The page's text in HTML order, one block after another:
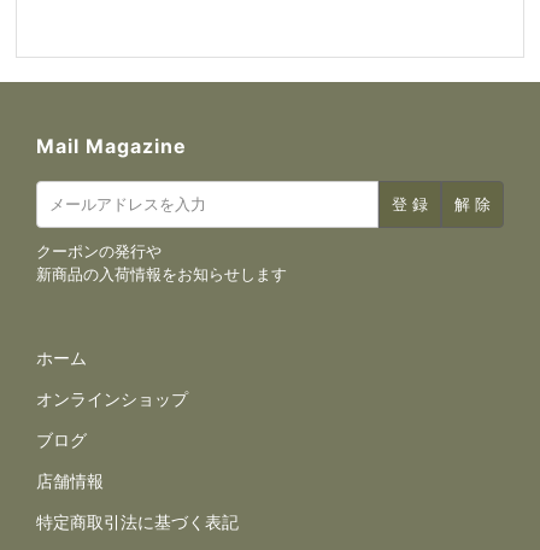
Mail Magazine
クーポンの発行や
新商品の入荷情報をお知らせします
サイトナビゲーション
ホーム
オンラインショップ
ブログ
店舗情報
規約とポリシー
特定商取引法に基づく表記